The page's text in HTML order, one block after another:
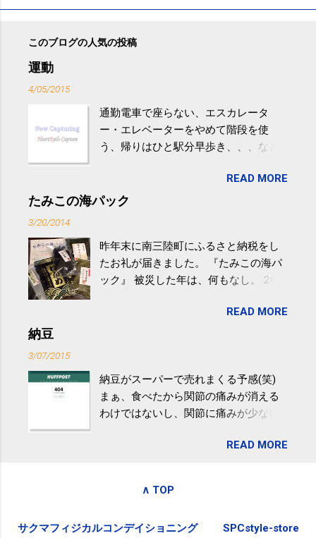
このブログの人気の投稿
運動
4/05/2015
通勤電車で座らない、エスカレータ
ー・エレベーターをやめて階段を使
う、帰りはひと駅分早歩き、、、など
やすい。 スポーツウェア・シューズで
するものだけが運動ではない。 食べ
けると改善する、との結果を筑波大の
研究チームが発表した。改善が期待で
きるのは、過度の飲酒が原因ではない
減らなくても効果があるという。 正田
波大「減量しなくても効果」 - ニュー
ス - アピタル（医療・健康）
READ MORE
たみこの海パック
3/20/2014
昨年末に南三陸町にふるさと納税をし
たお礼が届きました。 『たみこの海パ
ック』 被災した年は、何もなし。 2年
が『たみこの海パック』。 ボランティ
全く考えていなかったので、貰えると
少しづつ復興してる感が伝わってきて
嬉しいです。 あと、ふるさと納税が節
ですが、節税になるほど稼げていない
税務局｜ふるさと納税など個人住民税
READ MORE
納豆
3/07/2015
納豆がスーパーで売れまくる予感(笑)
まぁ、食べたから関節の痛みが消える
わけではないし、関節に痛みが少ない
ど。。 「関節の老化」は、「コンドロ
歳をピークにして、体内で作られる量
代の半分、60代ではそのさらに半分に
READ MORE
∧ TOP
サクマフィジカルコンデイショニング SPCstyle-store